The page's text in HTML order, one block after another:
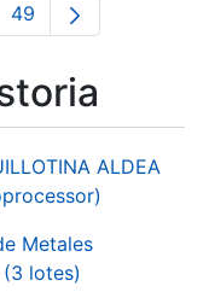
Pages Use
Orrialdea
49
ALDEA
Metales
lotes)